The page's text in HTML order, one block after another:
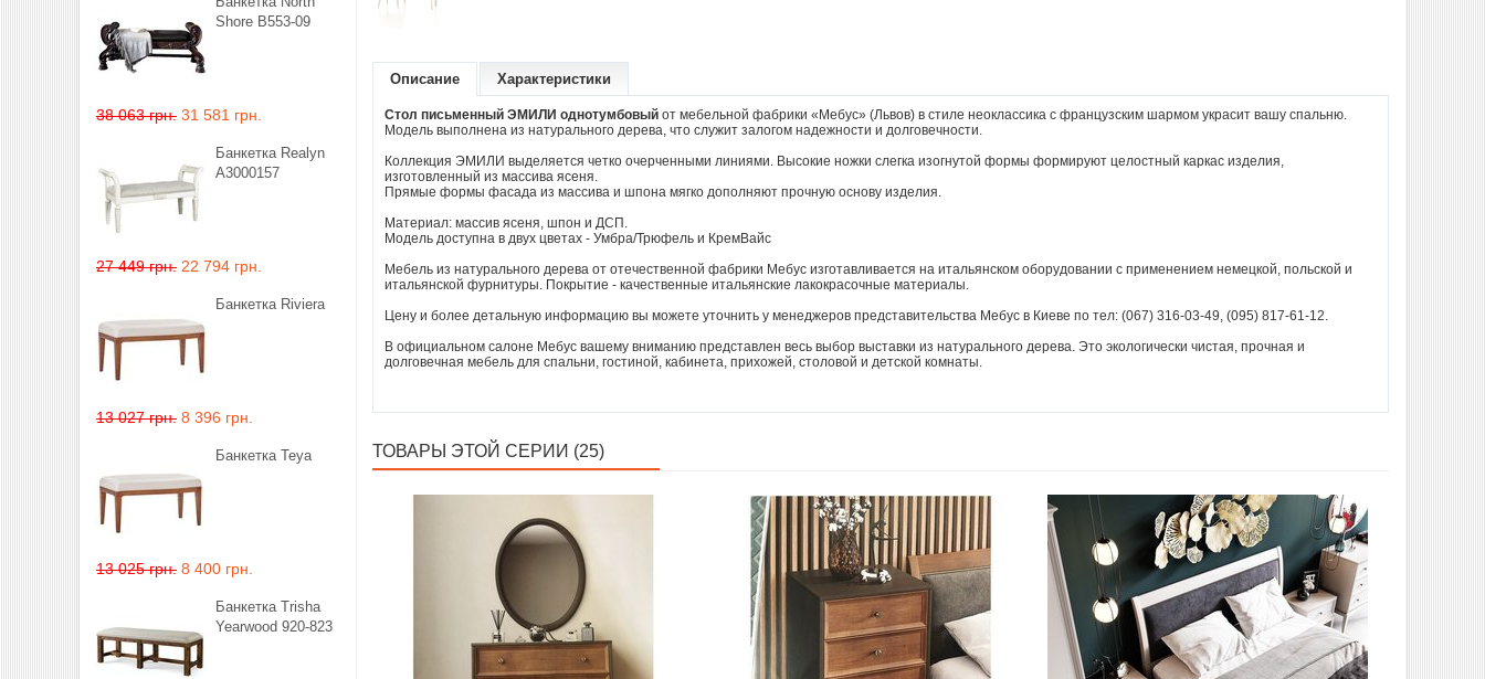
Shore B553-09
38 063 грн. 31 581 грн.
Банкетка Realyn
A3000157
27 449 грн. 22 794 грн.
Банкетка Riviera
13 027 грн. 8 396 грн.
Банкетка Teya
13 025 грн. 8 400 грн.
Банкетка Trisha
Yearwood 920-823
Описание Характеристики
Стол письменный ЭМИЛИ однотумбовый от мебельной фабрики «Мебус» (Львов) в стиле неоклассика с французским шармом украсит вашу спальню.
Модель выполнена из натурального дерева, что служит залогом надежности и долговечности.
Коллекция ЭМИЛИ выделяется четко очерченными линиями. Высокие ножки слегка изогнутой формы формируют целостный каркас изделия,
изготовленный из массива ясеня.
Прямые формы фасада из массива и шпона мягко дополняют прочную основу изделия.
Материал: массив ясеня, шпон и ДСП.
Модель доступна в двух цветах - Умбра/Трюфель и КремВайс
Мебель из натурального дерева от отечественной фабрики Мебус изготавливается на итальянском оборудовании с применением немецкой, польской и
итальянской фурнитуры. Покрытие - качественные итальянские лакокрасочные материалы.
Цену и более детальную информацию вы можете уточнить у менеджеров представительства Мебус в Киеве по тел: (067) 316-03-49, (095) 817-61-12.
В официальном салоне Мебус вашему вниманию представлен весь выбор выставки из натурального дерева. Это экологически чистая, прочная и
долговечная мебель для спальни, гостиной, кабинета, прихожей, столовой и детской комнаты.
ТОВАРЫ ЭТОЙ СЕРИИ (25)